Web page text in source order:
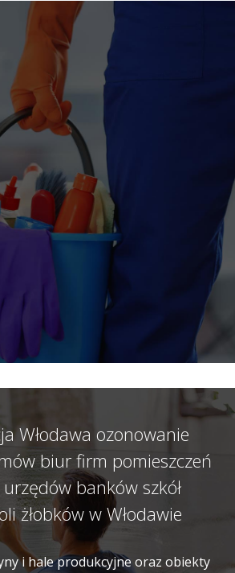
Włodawa ozonowanie
biur firm pomieszczeń
banków szkół
żłobków w Włodawie
i hale produkcyjne oraz obiekty